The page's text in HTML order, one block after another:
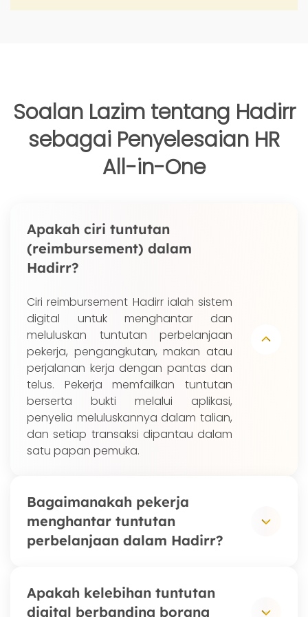
Soalan Lazim tentang Hadirr
sebagai Penyelesaian HR
All-in-One
Apakah ciri tuntutan
(reimbursement) dalam
Hadirr?
Ciri reimbursement Hadirr ialah sistem
digital untuk menghantar dan
meluluskan tuntutan perbelanjaan
pekerja, pengangkutan, makan atau
perjalanan kerja dengan pantas dan
telus. Pekerja memfailkan tuntutan
berserta bukti melalui aplikasi,
penyelia meluluskannya dalam talian,
dan setiap transaksi dipantau dalam
satu papan pemuka.
Bagaimanakah pekerja
menghantar tuntutan
perbelanjaan dalam Hadirr?
Pekerja membuka aplikasi Hadirr,
mengisi butiran perbelanjaan dan
Apakah kelebihan tuntutan
digital berbanding borang